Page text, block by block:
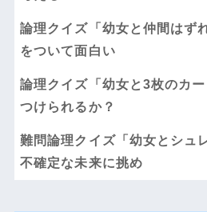
論理クイズ「幼女と仲間はず
をついて面白い
論理クイズ「幼女と3枚のカ
つけられるか？
難問論理クイズ「幼女とシュ
不確定な未来に挑め